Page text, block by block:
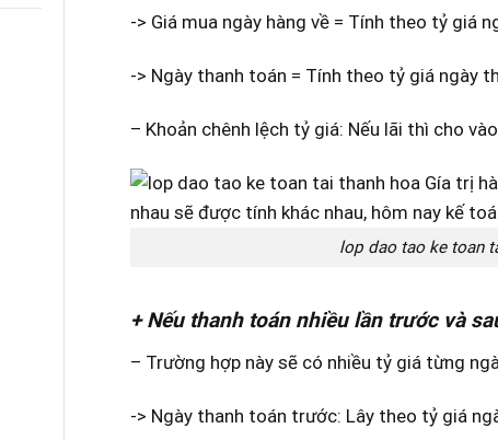
-> Giá mua ngày hàng về = Tính theo tỷ giá
-> Ngày thanh toán = Tính theo tỷ giá ngày
– Khoản chênh lệch tỷ giá: Nếu lãi thì cho
lop dao tao ke toan
+ Nếu thanh toán nhiều lần trước và
– Trường hợp này sẽ có nhiều tỷ giá từng
-> Ngày thanh toán trước: Lây theo tỷ giá